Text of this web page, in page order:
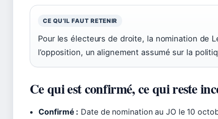
CE QU’IL FAUT RETENIR
Pour les électeurs de droite, la nomination de
l’opposition, un alignement assumé sur la
Ce qui est confirmé, ce qui reste
Confirmé : Date de nomination au JO le 10